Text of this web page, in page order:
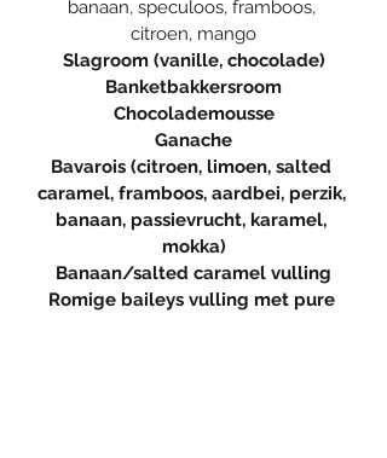
banaan, speculoos, framboos,
citroen, mango
Slagroom (vanille, chocolade)
Banketbakkersroom
Chocolademousse
Ganache
Bavarois (citroen, limoen, salted
caramel, framboos, aardbei, perzik,
banaan, passievrucht, karamel,
mokka)
Banaan/salted caramel vulling
Romige baileys vulling met pure